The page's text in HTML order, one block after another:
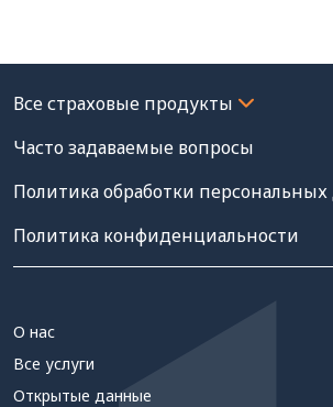
Часто задаваемые вопросы
Политика обработки
Политика конфиденциальности
О нас
Все услуги
Открытые данные